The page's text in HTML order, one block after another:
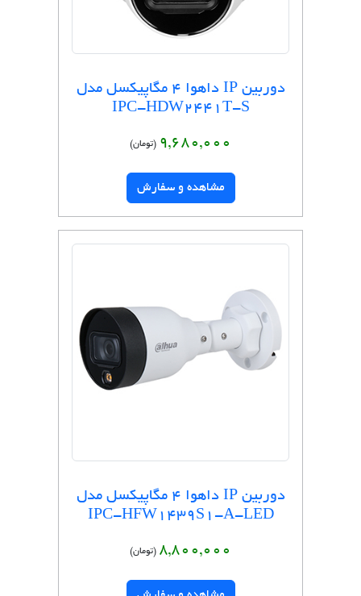
دوربین IP داهوا 4 مگاپیکسل مدل
IPC-HDW2441T-S
9,680,000 (تومان)
مشاهده و سفارش
دوربین IP داهوا 4 مگاپیکسل مدل
IPC-HFW1439S1-A-LED
8,800,000 (تومان)